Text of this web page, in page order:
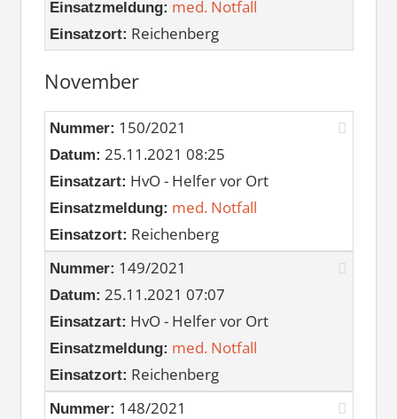
Einsatzmeldung: med. Notfall
Einsatzort: Reichenberg
November
Nummer: 150/2021
Datum: 25.11.2021 08:25
Einsatzart: HvO - Helfer vor Ort
Einsatzmeldung: med. Notfall
Einsatzort: Reichenberg
Nummer: 149/2021
Datum: 25.11.2021 07:07
Einsatzart: HvO - Helfer vor Ort
Einsatzmeldung: med. Notfall
Einsatzort: Reichenberg
Nummer: 148/2021